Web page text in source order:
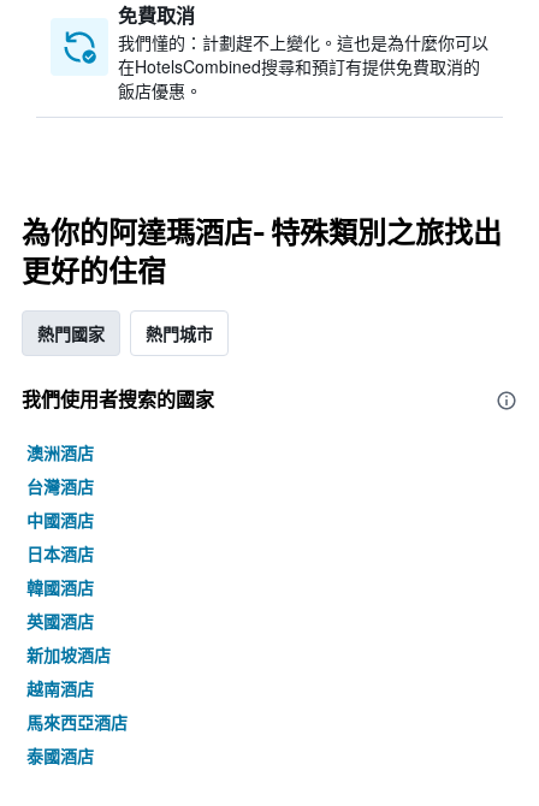
免費取消
我們懂的：計劃趕不上變化。這也是為什麼你可以
在HotelsCombined搜尋和預訂有提供免費取消的
飯店優惠。
為你的阿達瑪酒店- 特殊類別之旅找出
更好的住宿
熱門國家 熱門城市
我們使用者搜索的國家
澳洲酒店
台灣酒店
中國酒店
日本酒店
韓國酒店
英國酒店
新加坡酒店
越南酒店
馬來西亞酒店
泰國酒店